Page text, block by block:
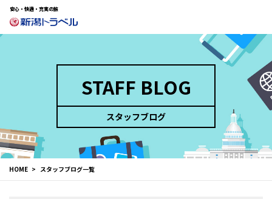
安心・快適・充実の旅
STAFF BLOG
スタッフブログ
HOME スタッフブログ一覧